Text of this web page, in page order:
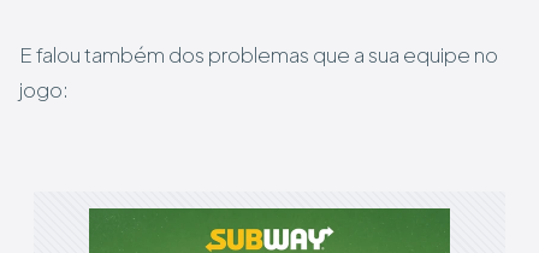
E falou também dos problemas que a sua equipe no
jogo: